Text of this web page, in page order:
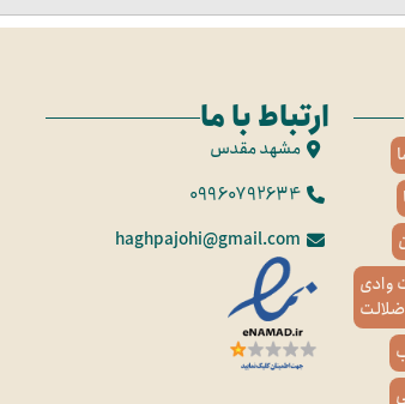
وادی
ضلالت
ارتباط با ما
مشهد مقدس
09960792634
haghpajohi@gmail.com